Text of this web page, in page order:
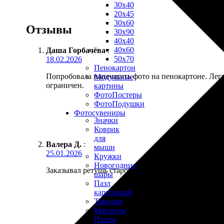
30х40
20х45
30х60
30х90
40х40
40х60
50х70
Пенокартон
Модульные
картины
ФотоПостеры
ФотоПодушки
Фотоcувениры
Значки
Коврик
для
мыши
Кружки
Новогодние
шары
Пазл
картонный
Тарелки
Магниты
Пазлы
Отзывы
Даша Горбачёва :
18.02.2026
Попробовала напечатать фото на пенокартоне.
ограничен.
Валера Д. :
25.01.2026
Заказывал ретушь старой фотографии перед